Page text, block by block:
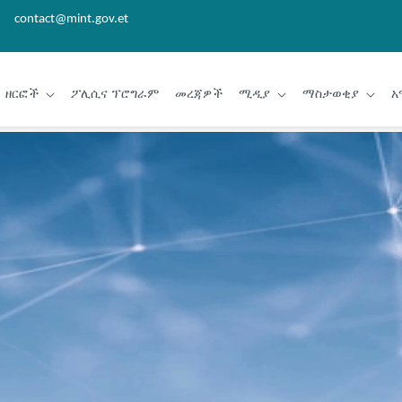
contact@mint.gov.et
ዘርፎች ፖሊሲና ፕሮግራም መረጃዎች ሚዲያ ማስታወቂያ